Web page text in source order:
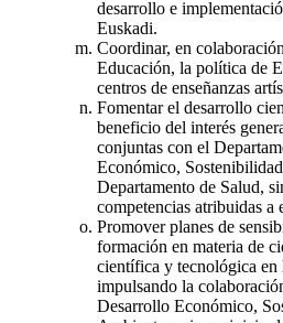
desarrollo e
Euskadi.
Coordinar, en
Educación, la política de
centros de enseñanzas
Fomentar el desarrollo
beneficio del interés
conjuntas con el
Económico,
Departamento de Salud,
competencias atribuidas a
Promover planes de
formación en materia de
científica y tecnológica en
impulsando la
Desarrollo Económico,